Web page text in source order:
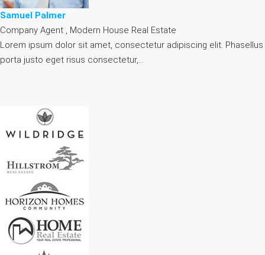
Samuel Palmer
Company Agent , Modern House Real Estate
Lorem ipsum dolor sit amet, consectetur adipiscing elit. Phasellus
porta justo eget risus consectetur,…